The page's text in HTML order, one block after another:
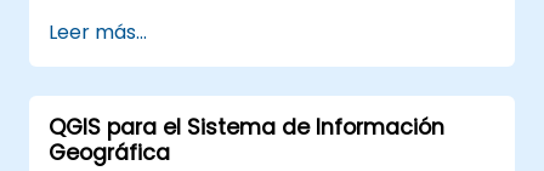
el análisis y visualización de datos en SIG.
Manipular y analizar datos vectoriales
con las librerías Geopandas, Arcpy y
PyQGIS.
Automatizar procesos y flujos de trabajo
Leer más...
QGIS para el Sistema de Información
Geográfica